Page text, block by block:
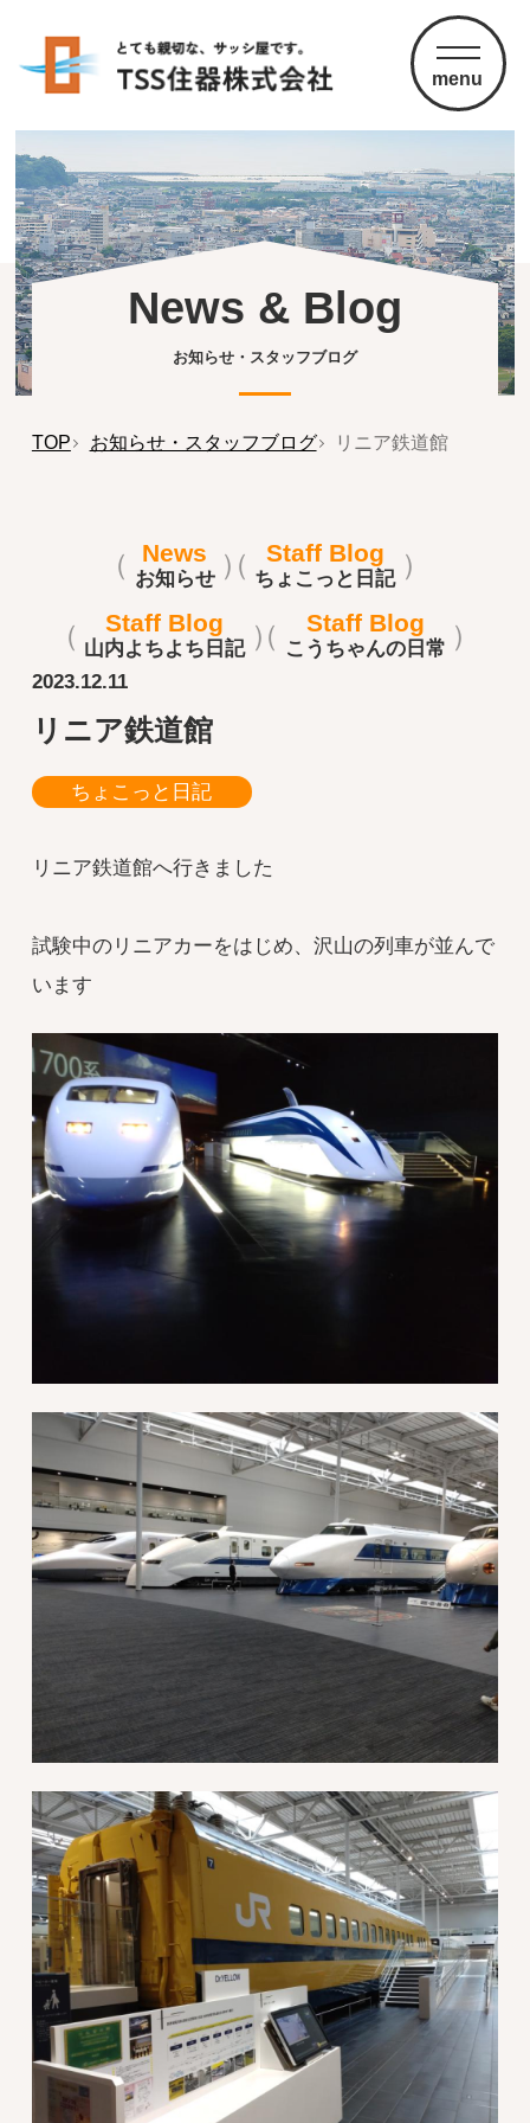
menu
News & Blog
お知らせ・スタッフブログ
TOP お知らせ・スタッフブログ リニア鉄道館
News
お知らせ
Staff Blog
ちょこっと日記
Staff Blog
山内よちよち日記
Staff Blog
こうちゃんの日常
2023.12.11
リニア鉄道館
ちょこっと日記
リニア鉄道館へ行きました
試験中のリニアカーをはじめ、沢山の列車が並んで
います